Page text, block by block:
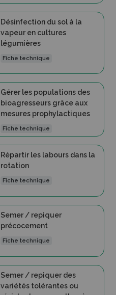
Désinfection du sol à la
vapeur en cultures
légumières
Fiche technique
Gérer les populations des
bioagresseurs grâce aux
mesures prophylactiques
Fiche technique
Répartir les labours dans la
rotation
Fiche technique
Semer / repiquer
précocement
Fiche technique
Semer / repiquer des
variétés tolérantes ou